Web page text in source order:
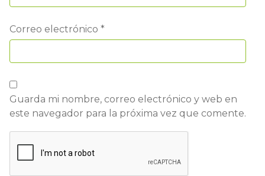
Correo electrónico *
Guarda mi nombre, correo electrónico y web en
este navegador para la próxima vez que comente.